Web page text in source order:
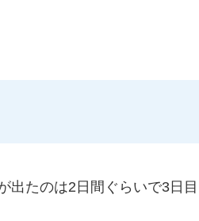
出たのは2日間ぐらいで3日